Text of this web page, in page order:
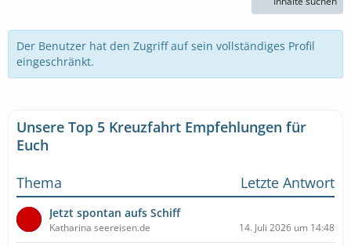
Der Benutzer hat den Zugriff auf sein vollständiges Profil
eingeschränkt.
Unsere Top 5 Kreuzfahrt Empfehlungen für
Euch
Thema
Letzte Antwort
Jetzt spontan aufs Schiff
Katharina seereisen.de 14. Juli 2026 um 14:48